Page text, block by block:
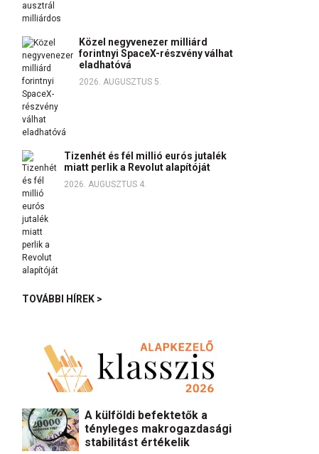
Közel negyvenezer milliárd
forintnyi SpaceX-részvény válhat
eladhatóvá
2026. AUGUSZTUS 5.
Tizenhét és fél millió eurós jutalék
miatt perlik a Revolut alapítóját
2026. AUGUSZTUS 4.
TOVÁBBI HÍREK >
A külföldi befektetők a
tényleges makrogazdasági
stabilitást értékelik